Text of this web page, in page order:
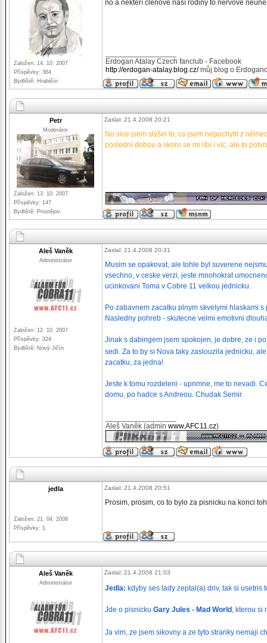
Založen: 14. 10. 2007
Příspěvky: 364
Bydliště: Hrabišín
no a někteří členové naší rodiny to nervově
Erdogan Atalay Czech fanclub - Facebook
http://erdogan-atalay.blog.cz/můj blog o
Petr
Moderátor
Založen: 13. 10. 2007
Příspěvky: 147
Bydliště: Prostějov
Zaslal: 21.4.2008 20:21
No sice jsem slyšel to, co jsem nepochytil z
poslední dobou a skoro se mi líbí i víc, ale to
Aleš Vaněk
Administrátor
Založen: 12. 10. 2007
Příspěvky: 324
Bydliště: Nový Jičín
Zaslal: 21.4.2008 20:31
Musim se opakovat, ale tohle byl suverene
vsechno, v ceske verzi, jeste mnohokrat
ucinkovani Toma v Cobre 11 velkou jednicku.
Po zabavnem zacatku plnym skvelymi hlaskami
Nasledny pohreb - skutecne velmi emotivni
Jinak s dabingem jsem spokojen, je dobre, ze i
sedi. Za to by si Nova taky zaslouzila jednicku,
zacatku, za jedna!
Jeste k tomu rozdeleni - uprimne, me to nevadi.
domu, po hadce s Andreou. Chudak Semir.
Aleš Vaněk (admin www.AFC11.cz)
jedla
Založen: 21. 04. 2008
Příspěvky: 1
Zaslal: 21.4.2008 20:51
Prosim, prosim, co to bylo za pisnicku na konci
Aleš Vaněk
Administrátor
Zaslal: 21.4.2008 21:03
Jedla: kdyby ses tady zeptal(a) driv, tak si
Jde o pisnicku Gary Jules - Mad World , kterou si
Ja vim, ze jsem sikovny a ze tyto stranky nemaji